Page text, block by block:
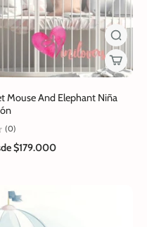
Mouse And Elephant Niña
(0)
$179.000